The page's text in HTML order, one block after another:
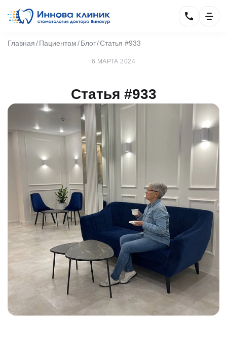
Главная Пациентам Блог Статья #933
6 МАРТА 2024
Статья #933